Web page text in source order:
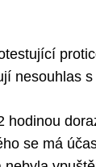
nesouhlas
hodinou
se má